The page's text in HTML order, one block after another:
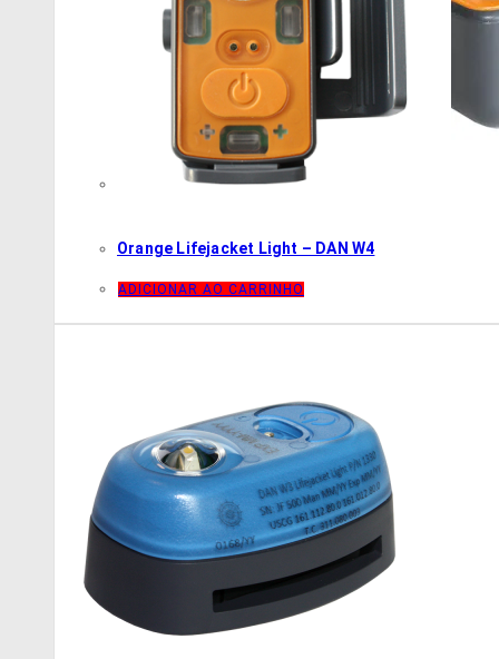
Orange Lifejacket Light – DAN W4
ADICIONAR AO CARRINHO